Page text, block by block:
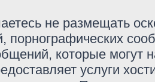
не размещать
порнографических
которые могут
услуги